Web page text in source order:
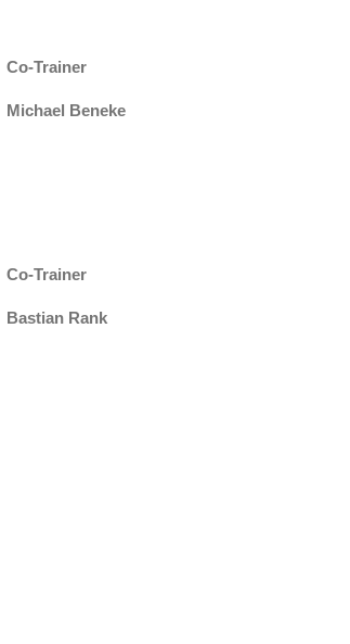
Co-Trainer
Michael Beneke
Co-Trainer
Bastian Rank